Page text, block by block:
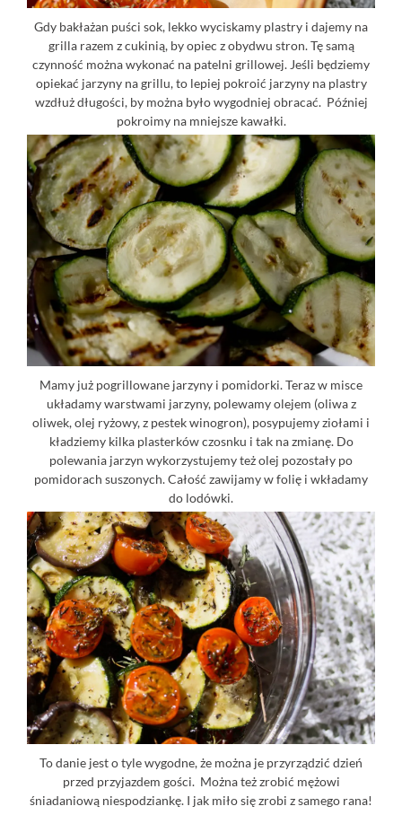
Gdy bakłażan puści sok, lekko wyciskamy plastry i dajemy na
grilla razem z cukinią, by opiec z obydwu stron. Tę samą
czynność można wykonać na patelni grillowej. Jeśli będziemy
opiekać jarzyny na grillu, to lepiej pokroić jarzyny na plastry
wzdłuż długości, by można było wygodniej obracać. Później
pokroimy na mniejsze kawałki.
Mamy już pogrillowane jarzyny i pomidorki. Teraz w misce
układamy warstwami jarzyny, polewamy olejem (oliwa z
oliwek, olej ryżowy, z pestek winogron), posypujemy ziołami i
kładziemy kilka plasterków czosnku i tak na zmianę. Do
polewania jarzyn wykorzystujemy też olej pozostały po
pomidorach suszonych. Całość zawijamy w folię i wkładamy
do lodówki.
To danie jest o tyle wygodne, że można je przyrządzić dzień
przed przyjazdem gości. Można też zrobić mężowi
śniadaniową niespodziankę. I jak miło się zrobi z samego rana!